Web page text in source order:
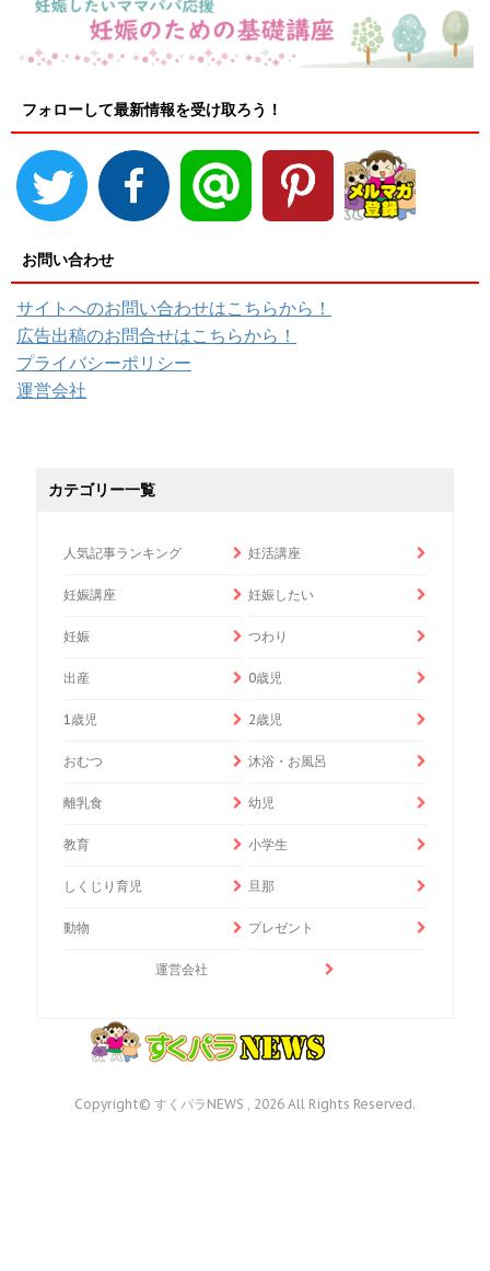
フォローして最新情報を受け取ろう！
お問い合わせ
サイトへのお問い合わせはこちらから！
広告出稿のお問合せはこちらから！
プライバシーポリシー
運営会社
カテゴリー一覧
人気記事ランキング 妊活講座
妊娠講座 妊娠したい
妊娠 つわり
出産 0歳児
1歳児 2歳児
おむつ 沐浴・お風呂
離乳食 幼児
教育 小学生
しくじり育児 旦那
動物 プレゼント
運営会社
Copyright© すくパラNEWS , 2026 All Rights Reserved.